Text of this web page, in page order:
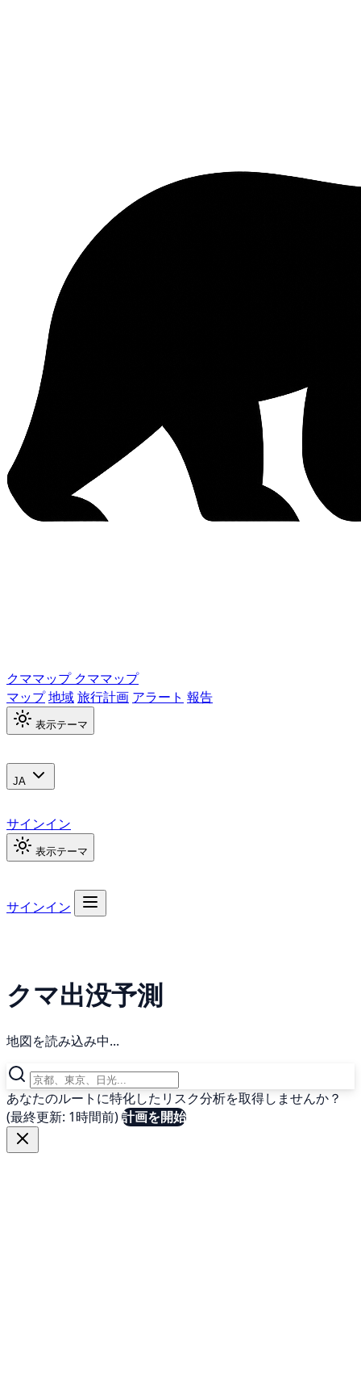
クママップ クママップ
マップ地域旅行計画 アラート 報告
表示テーマ
JA
サインイン
表示テーマ
サインイン
クマ出没予測
地図を読み込み中...
あなたのルートに特化したリスク分析を取得しませんか？
(最終更新: 1時間前)計画を開始